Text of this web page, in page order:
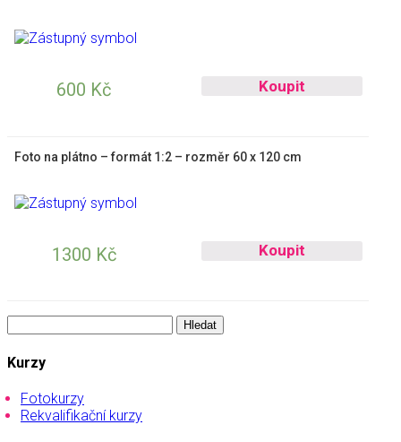
600 Kč Koupit
Foto na plátno – formát 1:2 – rozměr 60 x 120 cm
1300 Kč Koupit
Kurzy
Fotokurzy
Rekvalifikační kurzy